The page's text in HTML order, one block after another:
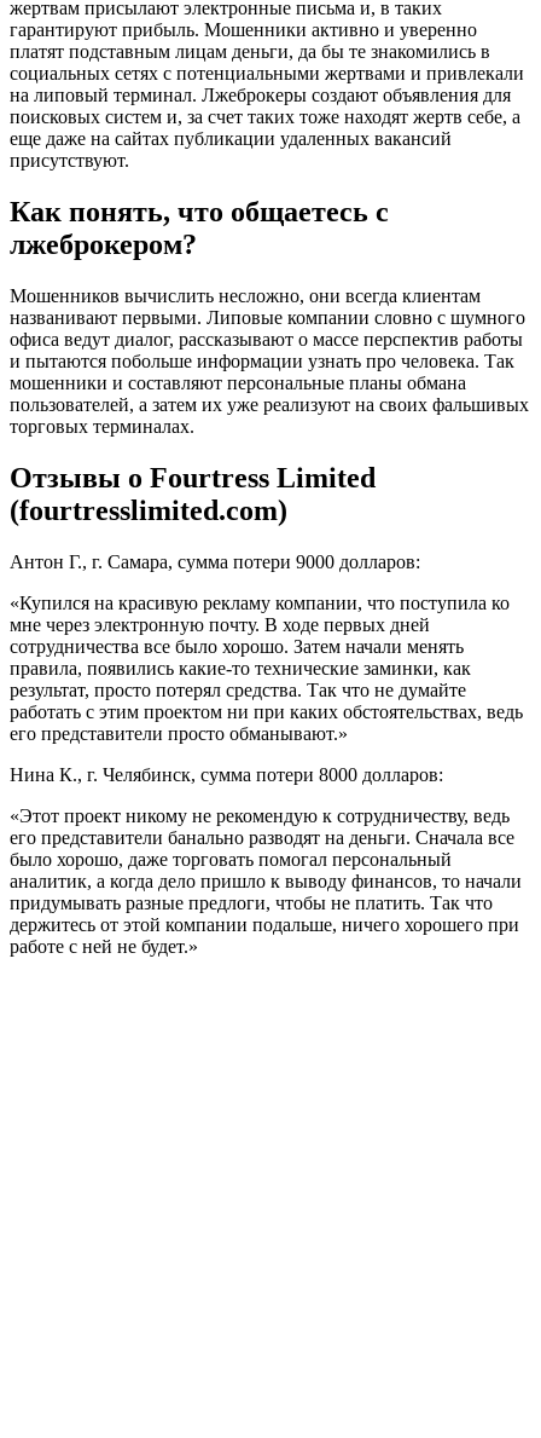
жертвам присылают электронные письма и, в таких
гарантируют прибыль. Мошенники активно и уверенно
платят подставным лицам деньги, да бы те знакомились в
социальных сетях с потенциальными жертвами и привлекали
на липовый терминал. Лжеброкеры создают объявления для
поисковых систем и, за счет таких тоже находят жертв себе, а
еще даже на сайтах публикации удаленных вакансий
присутствуют.
Как понять, что общаетесь с
лжеброкером?
Мошенников вычислить несложно, они всегда клиентам
названивают первыми. Липовые компании словно с шумного
офиса ведут диалог, рассказывают о массе перспектив работы
и пытаются побольше информации узнать про человека. Так
мошенники и составляют персональные планы обмана
пользователей, а затем их уже реализуют на своих фальшивых
торговых терминалах.
Отзывы о Fourtress Limited
(fourtresslimited.com)
Антон Г., г. Самара, сумма потери 9000 долларов:
«Купился на красивую рекламу компании, что поступила ко
мне через электронную почту. В ходе первых дней
сотрудничества все было хорошо. Затем начали менять
правила, появились какие-то технические заминки, как
результат, просто потерял средства. Так что не думайте
работать с этим проектом ни при каких обстоятельствах, ведь
его представители просто обманывают.»
Нина К., г. Челябинск, сумма потери 8000 долларов:
«Этот проект никому не рекомендую к сотрудничеству, ведь
его представители банально разводят на деньги. Сначала все
было хорошо, даже торговать помогал персональный
аналитик, а когда дело пришло к выводу финансов, то начали
придумывать разные предлоги, чтобы не платить. Так что
держитесь от этой компании подальше, ничего хорошего при
работе с ней не будет.»